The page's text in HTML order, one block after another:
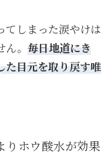
てしまった涙やけは
。 毎日地道にき
た目元を取り戻す唯
りホウ酸水が効果